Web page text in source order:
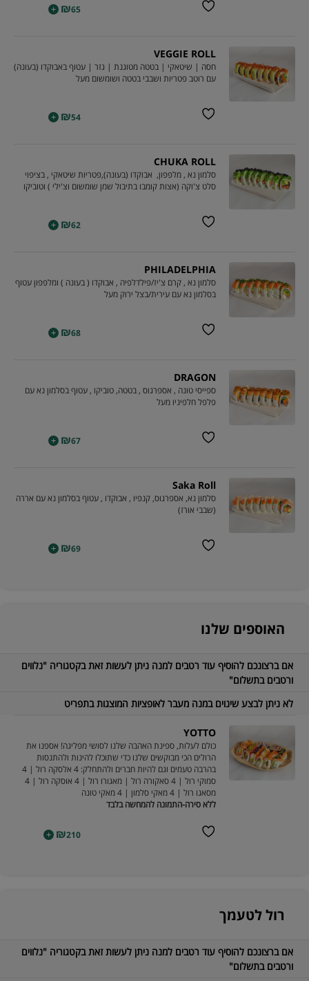
₪65
+
VEGGIE ROLL
חסה | שיטאקי | בטטה מטוגנת | גזר | עטוף באבוקדו (בעונה)
עם רוטב פטריות ושבבי בטטה ושומשום מעל
₪54
+
CHUKA ROLL
סלמון נא , מלפפון, אבוקדו (בעונה),פטריות שיטאקי , בציפוי
סלט צ'וקה (אצות קומבו בתיבול שמן שומשום וצ'ילי ) וטוביקו
₪62
+
PHILADELPHIA
סלמון נא , קרם צ'יז/פילדלפיה , אבוקדו ( בעונה ) ומלפפון עטוף
בסלמון נא עם עירית/בצל ירוק מעל
₪68
+
DRAGON
ספייסי טונה , אספרגוס , בטטה, טוביקו , עטוף בסלמון נא עם
פלפל חלפיניו מעל
₪67
+
Saka Roll
סלמון נא, אספרגוס, קנפיו , אבוקדו , עטוף בסלמון נא עם אררה
(שבבי אורז)
₪69
+
האוספים שלנו
אם ברצונכם להוסיף עוד רטבים למנה ניתן לעשות זאת בקטגוריה "נלווים
ורטבים בתשלום"
לא ניתן לבצע שינוים במנה מעבר לאופציות המוצגות בתפריט
YOTTO
כולם לעלות, ספינת האהבה שלנו לסושי מפליגה! אספנו את
הרולים הכי מבוקשים שלנו כדי שתוכלו להינות ולהתנסות
בהרבה טעמים וגם להיות חברים ולהתחלק: 4 אלסקה רול | 4
סמוקי רול | 4 סאקורה רול | מאגורו רול | 4 אוסקה רול | 4
מסאגו רול | 4 מאקי סלמון | 4 מאקי טונה
ללא סירה-התמונה להמחשה בלבד
₪210
+
רול לטעמך
אם ברצונכם להוסיף עוד רטבים למנה ניתן לעשות זאת בקטגוריה "נלווים
ורטבים בתשלום"